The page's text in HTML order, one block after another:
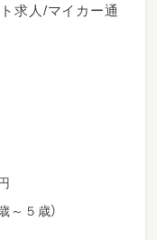
求人/マイカー通
～５歳）